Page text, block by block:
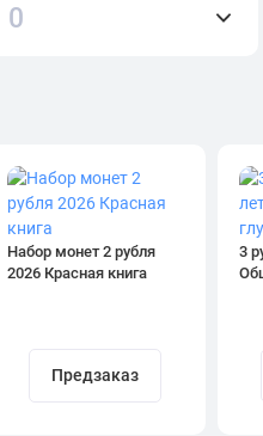
0
Набор монет 2 рубля
2026 Красная книга
Предзаказ
3